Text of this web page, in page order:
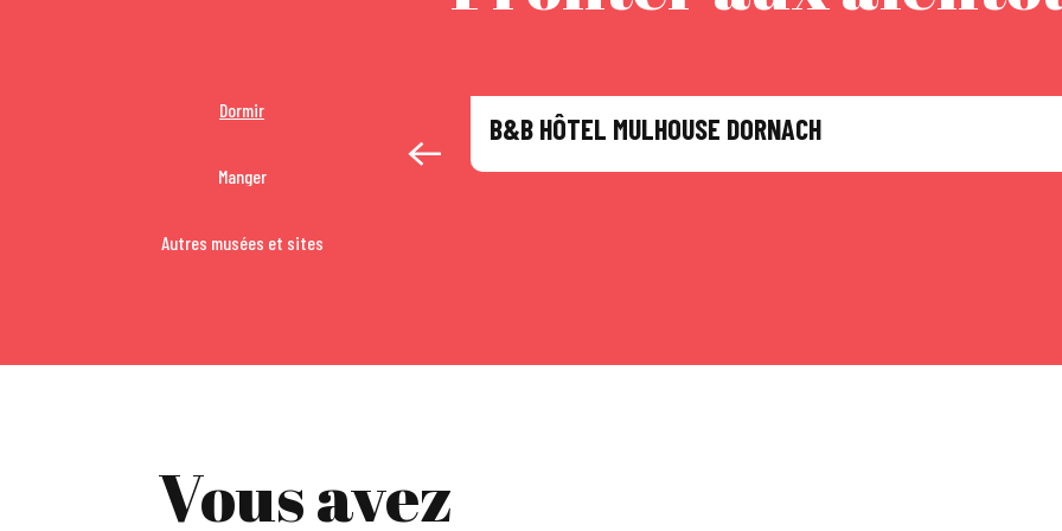
Dormir
Manger
Autres musées et sites
B&B HÔTEL MULHOUSE DORNACH
Vous avez